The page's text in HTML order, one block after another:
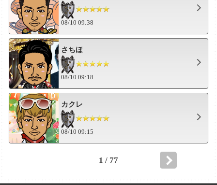
08/10 09:38
さちほ
08/10 09:18
カクレ
08/10 09:15
1 / 77